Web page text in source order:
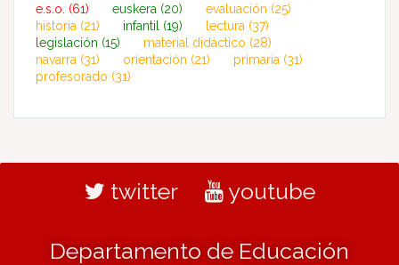
e.s.o. (61) euskera (20) evaluación (25)
historia (21) infantil (19) lectura (37)
legislación (15) material didáctico (28)
navarra (31) orientación (21) primaria (31)
profesorado (31)
twitter youtube
Departamento de Educación